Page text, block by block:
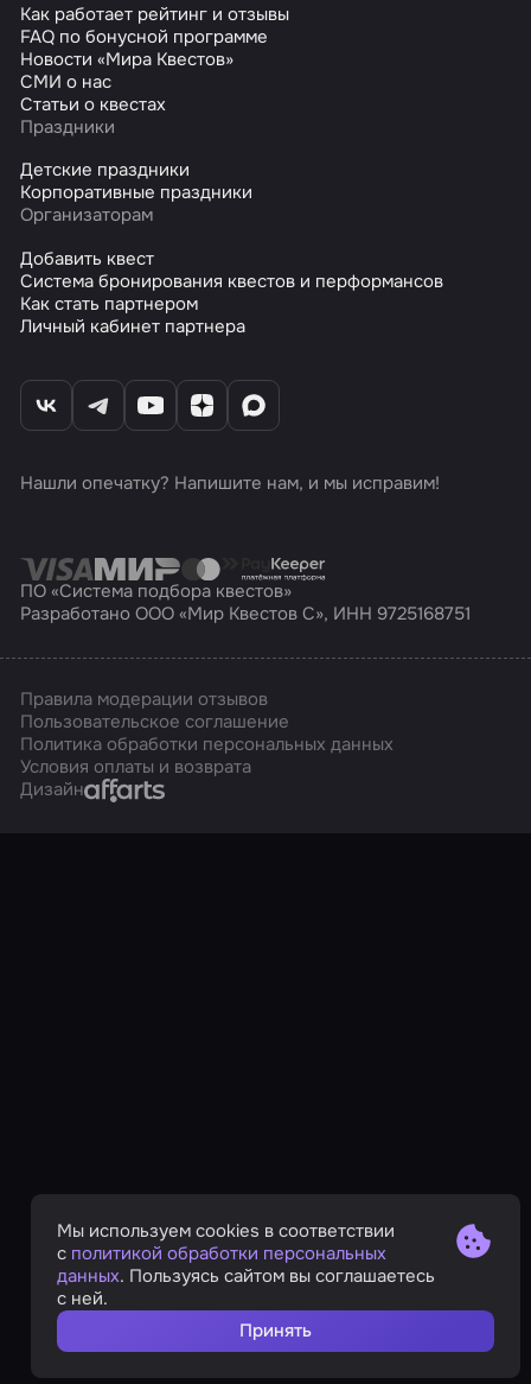
Как работает рейтинг и отзывы
FAQ по бонусной программе
Новости «Мира Квестов»
СМИ о нас
Статьи о квестах
Праздники
Детские праздники
Корпоративные праздники
Организаторам
Добавить квест
Система бронирования квестов и перформансов
Как стать партнером
Личный кабинет партнера
Нашли опечатку? Напишите нам, и мы исправим!
ПО «Система подбора квестов»
Разработано ООО «Мир Квестов С», ИНН 9725168751
Правила модерации отзывов
Пользовательское соглашение
Политика обработки персональных данных
Условия оплаты и возврата
ДизайнAffarts
Мы используем cookies в соответствии
с политикой обработки персональных
данных. Пользуясь сайтом вы соглашаетесь
с ней.
Принять